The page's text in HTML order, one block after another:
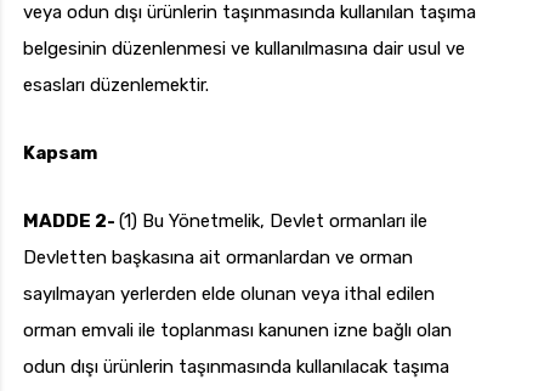
veya odun dışı ürünlerin taşınmasında kullanılan taşıma
belgesinin düzenlenmesi ve kullanılmasına dair usul ve
esasları düzenlemektir.
Kapsam
MADDE 2- (1) Bu Yönetmelik, Devlet ormanları ile
Devletten başkasına ait ormanlardan ve orman
sayılmayan yerlerden elde olunan veya ithal edilen
orman emvali ile toplanması kanunen izne bağlı olan
odun dışı ürünlerin taşınmasında kullanılacak taşıma